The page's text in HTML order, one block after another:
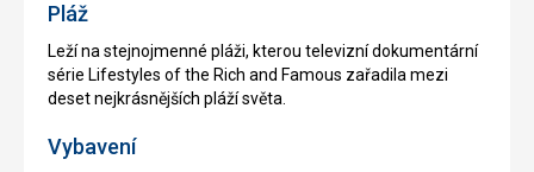
Pláž
Leží na stejnojmenné pláži, kterou televizní dokumentární
série Lifestyles of the Rich and Famous zařadila mezi
deset nejkrásnějších pláží světa.
Vybavení